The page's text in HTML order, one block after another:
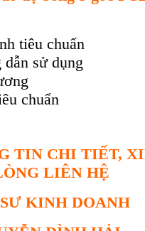
tiêu chuẩn
dẫn sử dụng
chuẩn
TIN CHI TIẾT,
LIÊN HỆ
KINH DOANH